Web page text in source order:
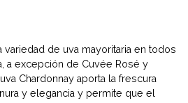
variedad de uva mayoritaria en todos
a excepción de Cuvée Rosé y
Chardonnay aporta la frescura
y elegancia y permite que el